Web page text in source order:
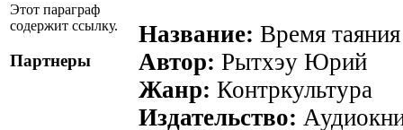
Этот параграф
содержит ссылку.
Партнеры
Название: Время
Автор: Рытхэу Юрий
Жанр: Контркультура
Издательство: